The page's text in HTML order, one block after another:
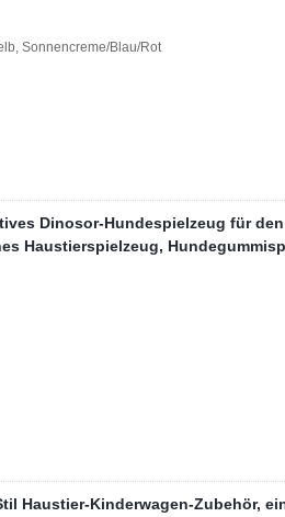
Sonnencreme/Blau/Rot
Dinosor-Hundespielzeug für
Haustierspielzeug,
Haustier-Kinderwagen-Zubehör,